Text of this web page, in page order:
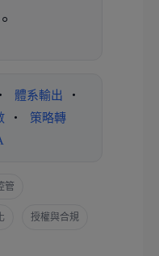
・ 體系輸出
・
・
策略轉
管
授權與合規